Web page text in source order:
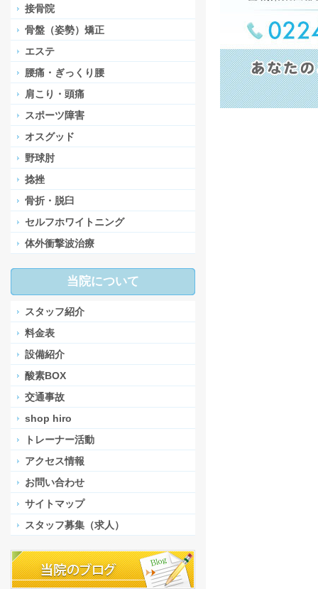
接骨院
骨盤（姿勢）矯正
エステ
腰痛・ぎっくり腰
肩こり・頭痛
スポーツ障害
オスグッド
野球肘
捻挫
骨折・脱臼
セルフホワイトニング
体外衝撃波治療
当院について
スタッフ紹介
料金表
設備紹介
酸素BOX
交通事故
shop hiro
トレーナー活動
アクセス情報
お問い合わせ
サイトマップ
スタッフ募集（求人）